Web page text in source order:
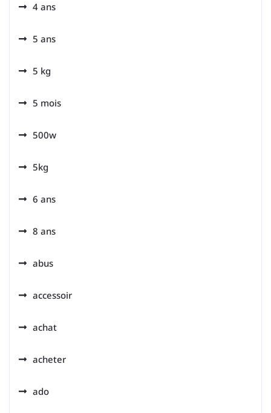
4 ans
5 ans
5 kg
5 mois
500w
5kg
6 ans
8 ans
abus
accessoir
achat
acheter
ado